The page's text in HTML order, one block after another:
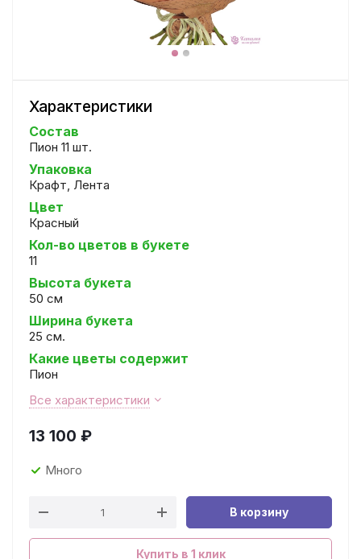
Характеристики
Состав
Пион 11 шт.
Упаковка
Крафт, Лента
Цвет
Красный
Кол-во цветов в букете
11
Высота букета
50 см
Ширина букета
25 см.
Какие цветы содержит
Пион
Все характеристики
13 100 ₽
Много
В корзину
Купить в 1 клик